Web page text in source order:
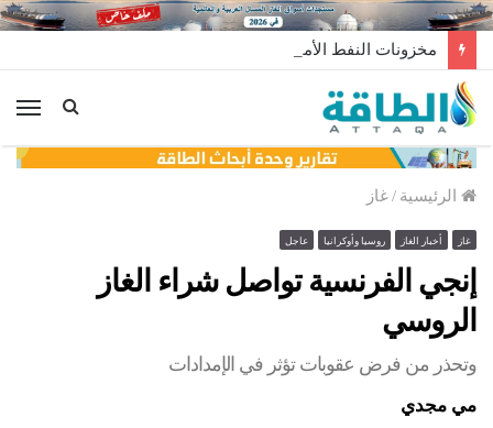
الرئيسية /غاز
غاز أخبار الغاز روسيا وأوكرانيا عاجل
إنجي الفرنسية تواصل شراء الغاز
الروسي
وتحذر من فرض عقوبات تؤثر في الإمدادات
مي مجدي